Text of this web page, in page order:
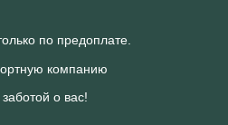
по предоплате.
компанию
о вас!